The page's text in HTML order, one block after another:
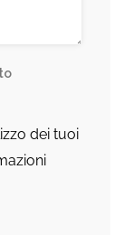
dei tuoi